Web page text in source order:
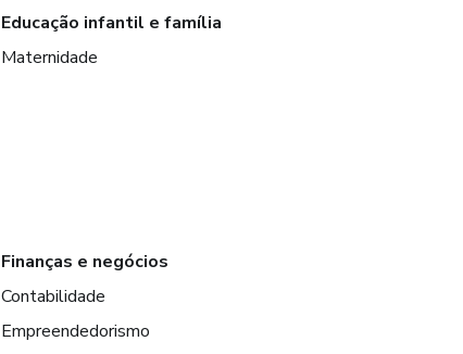
Educação infantil e família
Maternidade
Finanças e negócios
Contabilidade
Empreendedorismo